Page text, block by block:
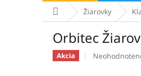
DomovŽiarovky
Orbitec
Akcia
Priemerné